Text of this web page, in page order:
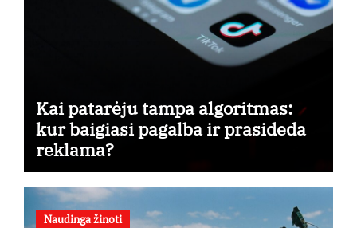
Kai patarėju tampa algoritmas:
kur baigiasi pagalba ir prasideda
reklama?
Naudinga žinoti